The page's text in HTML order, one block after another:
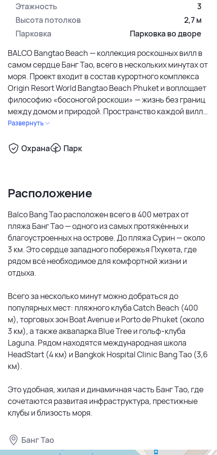
Этажность
3
Высота потолков
2,7 м
Парковка
Парковка во дворе
BALCO Bangtao Beach — коллекция роскошных вилл в
самом сердце Банг Тао, всего в нескольких минутах от
моря. Проект входит в состав курортного комплекса
Origin Resort World Bangtao Beach Phuket и воплощает
философию «босоногой роскоши» — жизнь без границ
между домом и природой. Пространство каждой виллы
создано так, чтобы впускать свет, воздух и морской
джакузи на крыше. Второй — четырёхспальная вилла
гардеробными, просторной гостиной и панорамной
террасой. Каждая вилла имеет частный сад, парковку
на 2–3 машины и продуманные зоны отдыха.
Интерьеры выполнены в современном тропическом
стиле, вдохновлённом итальянской архитектурой и
атмосферой Бали.
Жители BALCO пользуются инфраструктурой всего
курортного комплекса. На территории предусмотрены
зоны отдыха, барбекю, небесные павильоны, террасы
для загара и ухоженные сады. Виллы расположены в
охраняемом частном секторе, что обеспечивает
полную приватность и безопасность.
минутах от Сурина. Поблизости — пляжный клуб Catch
Beach, Porto de Phuket, Boat Avenue, гольф-клуб
Laguna и международные школы. Это одно из самых
лучшие рестораны, бутики и зоны отдыха.
Развернуть
Охрана Парк
Расположение
Balco Bang Tao расположен всего в 400 метрах от
пляжа Банг Тао — одного из самых протяжённых и
благоустроенных на острове. До пляжа Сурин — около
3 км. Это сердце западного побережья Пхукета, где
рядом всё необходимое для комфортной жизни и
отдыха.
Всего за несколько минут можно добраться до
популярных мест: пляжного клуба Catch Beach (400
м), торговых зон Boat Avenue и Porto de Phuket (около
3 км), а также аквапарка Blue Tree и гольф-клуба
Laguna. Рядом находятся международная школа
HeadStart (4 км) и Bangkok Hospital Clinic Bang Tao (3,6
км).
Это удобная, жилая и динамичная часть Банг Тао, где
сочетаются развитая инфраструктура, престижные
клубы и близость моря.
Банг Тао